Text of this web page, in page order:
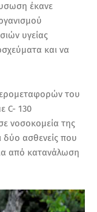
έκανε
υγείας
και να
του
C- 130
νοσοκομεία της
δύο ασθενείς που
από κατανάλωση